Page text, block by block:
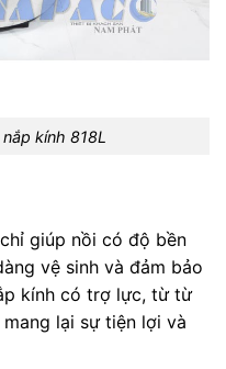
kính 818L
giúp nồi có độ bền
vệ sinh và đảm bảo
kính có trợ lực, từ từ
lại sự tiện lợi và